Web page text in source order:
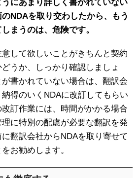
にあまり詳しく書かれていない
NDAを取り交わしたから、もう
まうのは、危険です。
して欲しいことがきちんと契約
うか、しっかり確認しましょ
書かれていない場合は、翻訳会
得のいくNDAに改訂してもらい
訂作業には、時間がかかる場合
に特別の配慮が必要な翻訳を発
翻訳会社からNDAを取り寄せて
お勧めします。